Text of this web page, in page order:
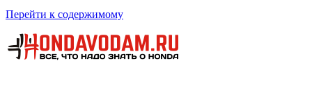
Перейти к содержимому